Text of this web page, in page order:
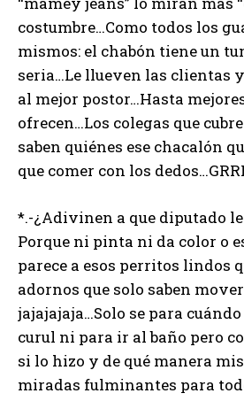
costumbre…Como todos los
mismos: el chabón tiene un
seria…Le llueven las clientas
al mejor postor…Hasta
ofrecen…Los colegas que
saben quiénes ese chacalón
que comer con los
*.-¿Adivinen a que diputado
Porque ni pinta ni da color o
parece a esos perritos lindos
adornos que solo saben
jajajajaja…Solo se para
curul ni para ir al baño pero
si lo hizo y de qué manera
miradas fulminantes para